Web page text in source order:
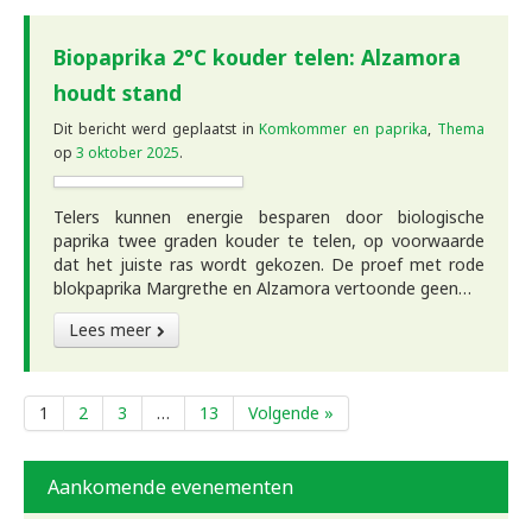
Biopaprika 2°C kouder telen: Alzamora
houdt stand
Dit bericht werd geplaatst inKomkommer en paprika, Thema
op 3 oktober 2025.
Telers kunnen energie besparen door biologische
paprika twee graden kouder te telen, op voorwaarde
dat het juiste ras wordt gekozen. De proef met rode
blokpaprika Margrethe en Alzamora vertoonde geen…
Lees meer
1 2 3 … 13 Volgende »
Aankomende evenementen